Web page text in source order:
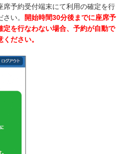
席予約受付端末にて利用の確定を行
い。
開始時間30分後までに座席予
定を行なわない場合、予約が自動で
ださい。